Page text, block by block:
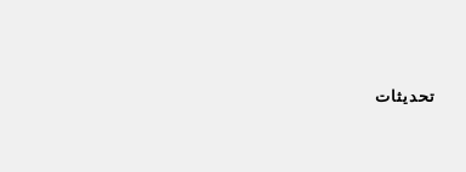
تحديثات